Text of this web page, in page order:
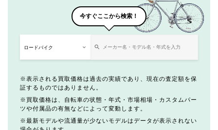
今すぐここから検索！
表示される買取価格は過去の実績であり、現在の査定額を保
証するものではありません。
買取価格は、自転車の状態・年式・市場相場・カスタムパー
ツや付属品の有無などによって変動します。
最新モデルや流通量が少ないモデルはデータが表示されない